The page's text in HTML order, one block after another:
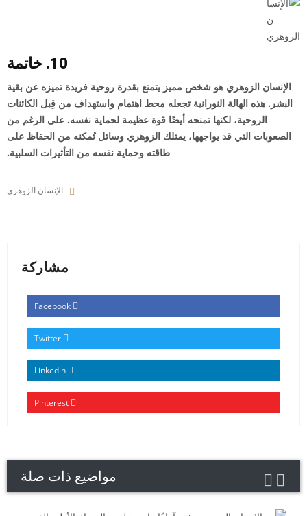
10. خاتمة
الإنسان الزوهري هو شخص مميز يتمتع بقدرة روحية فريدة تميزه عن بقية
البشر. هذه الهالة النورانية تجعله محط اهتمام واستهداف من قِبل الكائنات
الروحية، لكنها تمنحه أيضًا قوة عظيمة لحماية نفسه. على الرغم من
الصعوبات التي قد يواجهها، يمتلك الزوهري وسائل تُمكنه من الحفاظ على
طاقته وحماية نفسه من التأثيرات السلبية.
الإنسان الزوهري
مشاركة
مواضيع ذات صلة